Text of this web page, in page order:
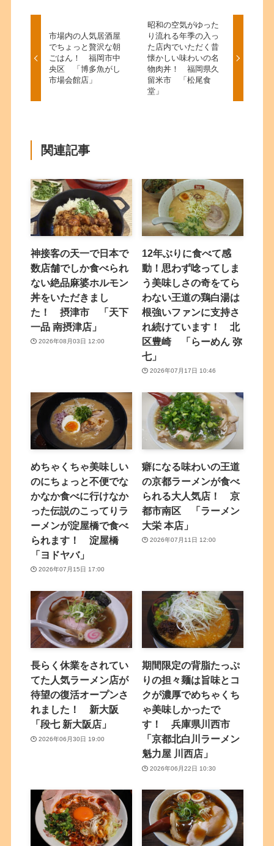
市場内の人気居酒屋
でちょっと贅沢な朝
ごはん！ 福岡市中
央区 「博多魚がし
市場会館店」
昭和の空気がゆった
り流れる年季の入っ
た店内でいただく昔
懐かしい味わいの名
物肉丼！ 福岡県久
留米市 「松尾食
堂」
関連記事
神接客の天一で日本で
数店舗でしか食べられ
ない絶品麻婆ホルモン
丼をいただきまし
た！ 摂津市 「天下
一品 南摂津店」
2026年08月03日 12:00
12年ぶりに食べて感
動！思わず唸ってしま
う美味しさの奇をてら
わない王道の鶏白湯は
根強いファンに支持さ
れ続けています！ 北
区豊崎 「らーめん 弥
七」
2026年07月17日 10:46
めちゃくちゃ美味しい
のにちょっと不便でな
かなか食べに行けなか
った伝説のこってりラ
ーメンが淀屋橋で食べ
られます！ 淀屋橋
「ヨドヤバ」
2026年07月15日 17:00
癖になる味わいの王道
の京都ラーメンが食べ
られる大人気店！ 京
都市南区 「ラーメン
大栄 本店」
2026年07月11日 12:00
長らく休業をされてい
てた人気ラーメン店が
待望の復活オープンさ
れました！ 新大阪
「段七 新大阪店」
2026年06月30日 19:00
期間限定の背脂たっぷ
りの担々麺は旨味とコ
クが濃厚でめちゃくち
ゃ美味しかったで
す！ 兵庫県川西市
「京都北白川ラーメン
魁力屋 川西店」
2026年06月22日 10:30